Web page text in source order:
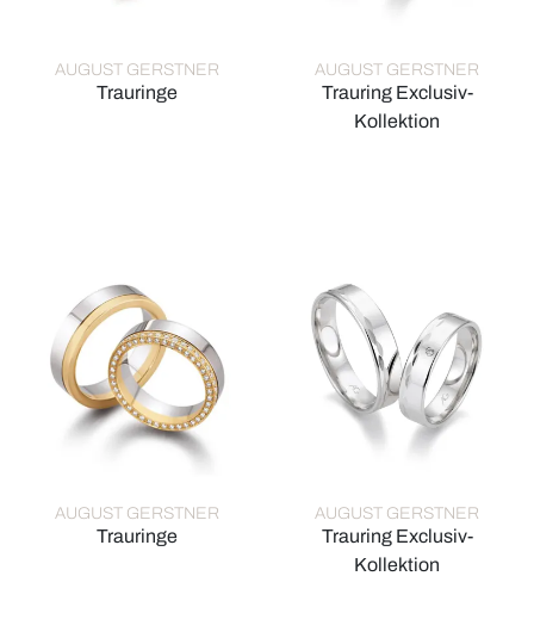
AUGUST GERSTNER
Trauringe
August Gerstner Trauringe, Ref: 28247/6-4/28247/6
AUGUST GERSTNER
Trauring Exclusiv-
Kollektion
AUGUST GERSTNER
Trauringe
August Gerstner Trauringe, Ref: 28004/6-4/28004/6
AUGUST GERSTNER
Trauring Exclusiv-
Kollektion